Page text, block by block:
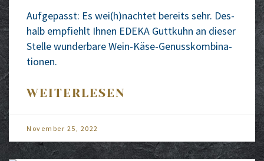
Auf­ge­passt: Es wei(h)nachtet bereits sehr. Des­
halb emp­fiehlt Ihnen EDEKA Gutt­kuhn an die­ser
Stel­le wun­der­ba­re Wein-Käse-Genus­s­­kom­­bi­na­­
tio­­nen.
WEITERLESEN
Novem­ber 25, 2022